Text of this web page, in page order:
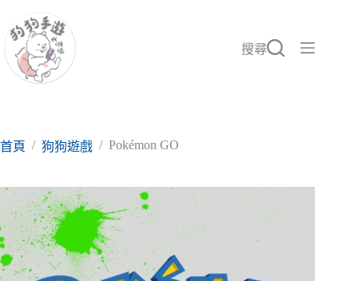
至
要
搜尋
首頁 / 狗狗遊戲 / Pokémon GO